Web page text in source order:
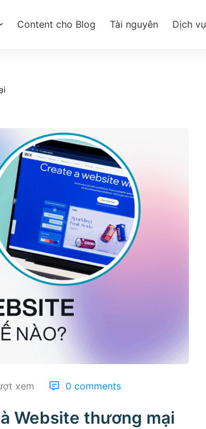
Content cho Blog Tài nguyên Dịch vụ
xem 0 comments
Website thương mại